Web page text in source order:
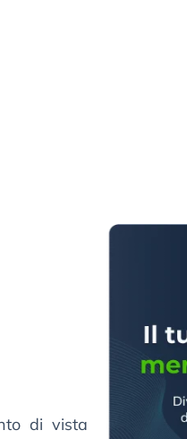
di vista